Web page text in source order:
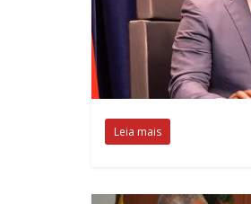
Leia mais